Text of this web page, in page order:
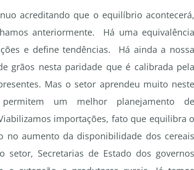
acreditando que o equilíbrio acontecerá,
anteriormente. Há uma equivalência
e define tendências. Há ainda a nossa
grãos nesta paridade que é calibrada pela
Mas o setor aprendeu muito neste
um melhor planejamento de
importações, fato que equilibra o
no aumento da disponibilidade dos cereais
Secretarias de Estado dos governos